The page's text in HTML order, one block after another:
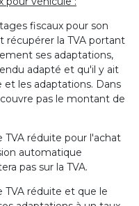
fiscaux pour son
récupérer la TVA portant
ses adaptations,
adapté et qu'il y ait
les adaptations. Dans
pas le montant de
TVA réduite pour l'achat
automatique
pas sur la TVA.
TVA réduite et que le